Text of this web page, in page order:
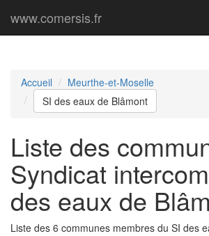
www.comersis.fr
Accueil
Meurthe-et-Moselle
SI des eaux de Blâmont
Liste des
Syndicat
des eaux de
Liste des 6 communes membres du SI des